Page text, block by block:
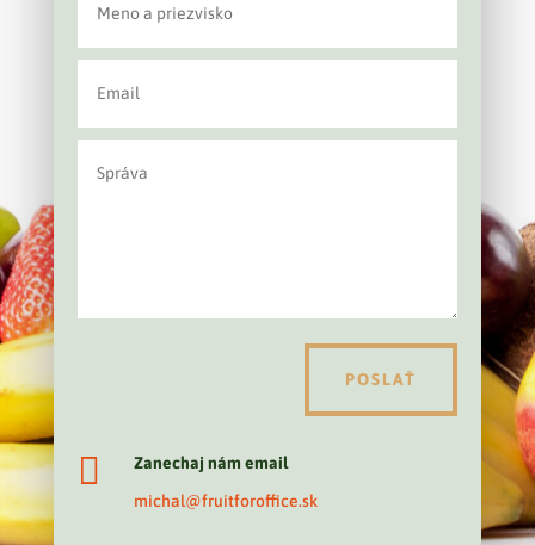
POSLAŤ

Zanechaj nám email
michal@fruitforoffice.sk